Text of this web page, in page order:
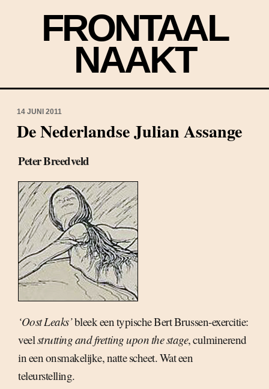
FRONTAAL
NAAKT
14 JUNI 2011
De Nederlandse Julian Assange
Peter Breedveld
‘Oost Leaks’bleek een typische Bert Brussen-exercitie:
veelstrutting and fretting upon the stage, culminerend
in een onsmakelijke, natte scheet. Wat een
teleurstelling.